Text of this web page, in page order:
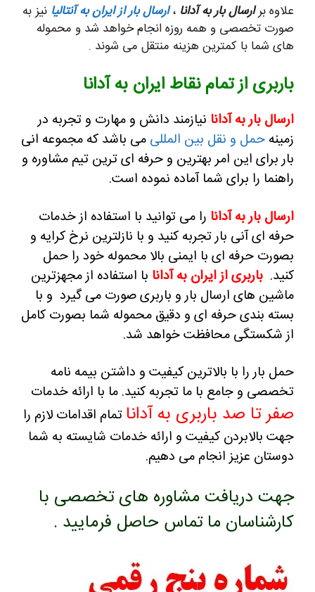
علاوه برارسال بار به آدانا ،ارسال بار از ایران به آنتالیا نیز به
صورت تخصصی و همه روزه انجام خواهد شد و محموله
های شما با کمترین هزینه منتقل می شوند .
باربری از تمام نقاط ایران به آدانا
ارسال بار به آدانا نیازمند دانش و مهارت و تجربه در
زمینه حمل و نقل بین المللی می باشد که مجموعه انی
بار برای این امر بهترین و حرفه ای ترین تیم مشاوره و
راهنما را برای شما آماده نموده است.
ارسال بار به آدانا را می توانید با استفاده از خدمات
حرفه ای آنی بار تجربه کنید و با نازلترین نرخ کرایه و
بصورت حرفه ای با ایمنی بالا محموله خود را حمل
کنید. باربری از ایران به آدانا با استفاده از مجهزترین
ماشین های ارسال بار و باربری صورت می گیرد و با
بسته بندی حرفه ای و دقیق محموله شما بصورت کامل
از شکستگی محافظت خواهد شد.
حمل بار را با بالاترین کیفیت و داشتن بیمه نامه
تخصصی و جامع با ما تجربه کنید. ما با ارائه خدمات
صفر تا صد باربری به آدانا تمام اقدامات لازم را
جهت بالابردن کیفیت و ارائه خدمات شایسته به شما
دوستان عزیز انجام می دهیم.
جهت دریافت مشاوره های تخصصی با
کارشناسان ما تماس حاصل فرمایید .